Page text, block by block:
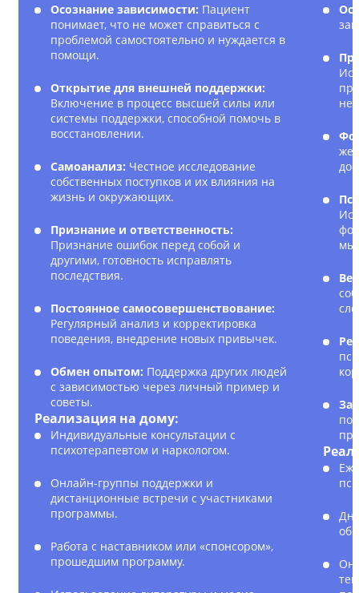
Осознание зависимости: Пациент
понимает, что не может справиться с
проблемой самостоятельно и нуждается в
помощи.
Открытие для внешней поддержки:
Включение в процесс высшей силы или
системы поддержки, способной помочь в
восстановлении.
Самоанализ: Честное исследование
собственных поступков и их влияния на
жизнь и окружающих.
Признание и ответственность:
Признание ошибок перед собой и
другими, готовность исправлять
последствия.
Постоянное самосовершенствование:
Регулярный анализ и корректировка
поведения, внедрение новых привычек.
Обмен опытом: Поддержка других людей
с зависимостью через личный пример и
советы.
Реализация на дому:
Индивидуальные консультации с
психотерапевтом и наркологом.
Онлайн-группы поддержки и
дистанционные встречи с участниками
программы.
Работа с наставником или «спонсором»,
прошедшим программу.